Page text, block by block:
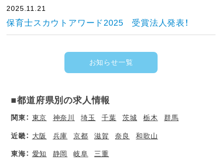
2025.11.21
保育士スカウトアワード2025 受賞法人発表！
お知らせ一覧
■都道府県別の求人情報
関東： 東京 神奈川 埼玉 千葉 茨城 栃木 群馬
近畿： 大阪 兵庫 京都 滋賀 奈良 和歌山
東海： 愛知 静岡 岐阜 三重